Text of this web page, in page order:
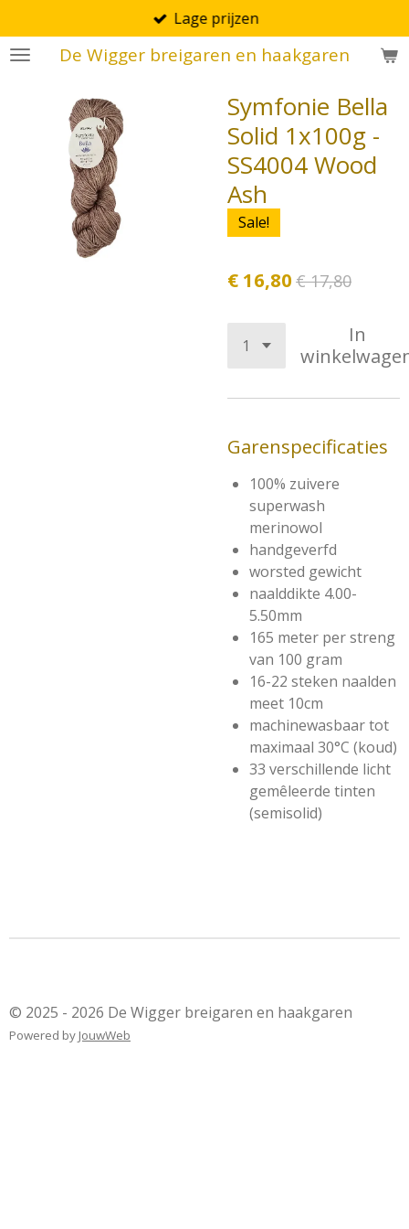
direct
naar
hoofdinhoud
De Wigger breigaren en haakgaren
Lage prijzen
Symfonie Bella
Solid 1x100g -
SS4004 Wood
Ash
Sale!
€ 16,80 € 17,80
In
Garenspecificaties
100% zuivere
superwash
merinowol
handgeverfd
worsted gewicht
naalddikte 4.00-
5.50mm
165 meter per streng
van 100 gram
16-22 steken naalden
meet 10cm
machinewasbaar tot
maximaal 30°C (koud)
33 verschillende licht
gemêleerde tinten
(semisolid)
© 2025 - 2026 De Wigger breigaren en haakgaren
Powered by JouwWeb